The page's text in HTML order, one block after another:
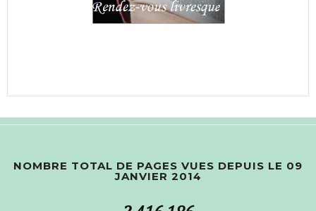
NOMBRE TOTAL DE PAGES VUES DEPUIS LE 09
JANVIER 2014